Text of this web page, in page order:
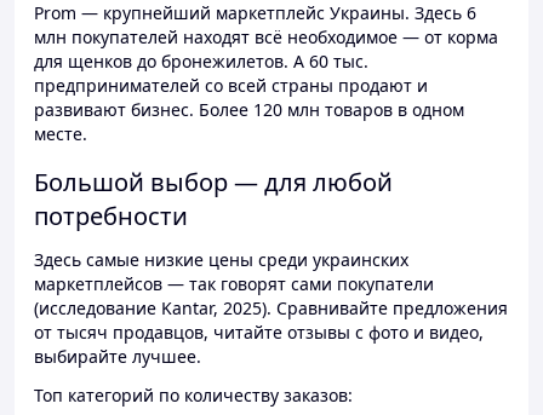
Prom — крупнейший маркетплейс Украины. Здесь 6
млн покупателей находят всё необходимое — от корма
для щенков до бронежилетов. А 60 тыс.
предпринимателей со всей страны продают и
развивают бизнес. Более 120 млн товаров в одном
месте.
Большой выбор — для любой
потребности
Здесь самые низкие цены среди украинских
маркетплейсов — так говорят сами покупатели
(исследование Kantar, 2025). Сравнивайте предложения
от тысяч продавцов, читайте отзывы с фото и видео,
выбирайте лучшее.
Топ категорий по количеству заказов: